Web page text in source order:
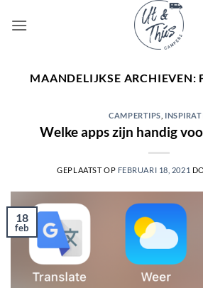
naar
MAANDELIJKSE ARCHIEVEN:
CAMPERTIPS
Welke apps zijn handig
GEPLAATST OP FEBRUARI 18, 2021
18
feb